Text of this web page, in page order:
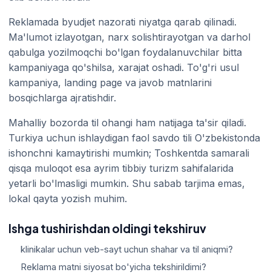
Reklamada byudjet nazorati niyatga qarab qilinadi.
Ma'lumot izlayotgan, narx solishtirayotgan va darhol
qabulga yozilmoqchi bo'lgan foydalanuvchilar bitta
kampaniyaga qo'shilsa, xarajat oshadi. To'g'ri usul
kampaniya, landing page va javob matnlarini
bosqichlarga ajratishdir.
Mahalliy bozorda til ohangi ham natijaga ta'sir qiladi.
Turkiya uchun ishlaydigan faol savdo tili O'zbekistonda
ishonchni kamaytirishi mumkin; Toshkentda samarali
qisqa muloqot esa ayrim tibbiy turizm sahifalarida
yetarli bo'lmasligi mumkin. Shu sabab tarjima emas,
lokal qayta yozish muhim.
Ishga tushirishdan oldingi tekshiruv
klinikalar uchun veb-sayt uchun shahar va til aniqmi?
Reklama matni siyosat bo'yicha tekshirildimi?